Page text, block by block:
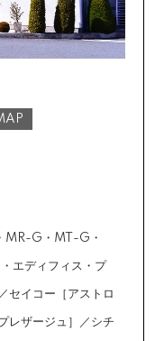
MR-G・MT-G・
エディフィス・プ
セイコー［アストロ
レザージュ］／シチ